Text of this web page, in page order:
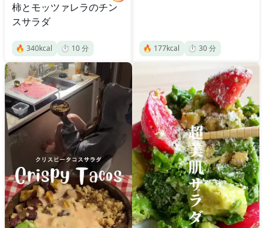
柿とモッツァレラのチン
スサラダ
🔥 340kcal ⏱️ 10分 🔥 177kcal ⏱️ 30分